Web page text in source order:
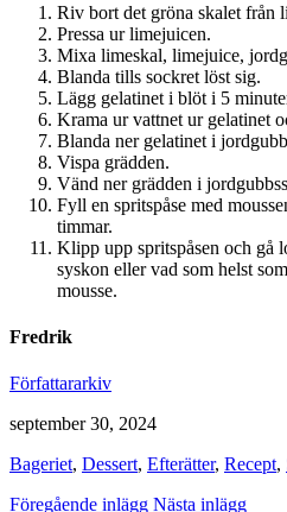
Riv bort det gröna skalet från
Pressa ur limejuicen.
Mixa limeskal, limejuice,
Blanda tills sockret löst sig.
Lägg gelatinet i blöt i 5
Krama ur vattnet ur gelatinet
Blanda ner gelatinet i
Vispa grädden.
Vänd ner grädden i
Fyll en spritspåse med
timmar.
Klipp upp spritspåsen och gå
syskon eller vad som helst
mousse.
Fredrik
Författararkiv
september 30, 2024
Bageriet, Dessert, Efterätter, Recept,
Föregående inlägg Nästa inlägg